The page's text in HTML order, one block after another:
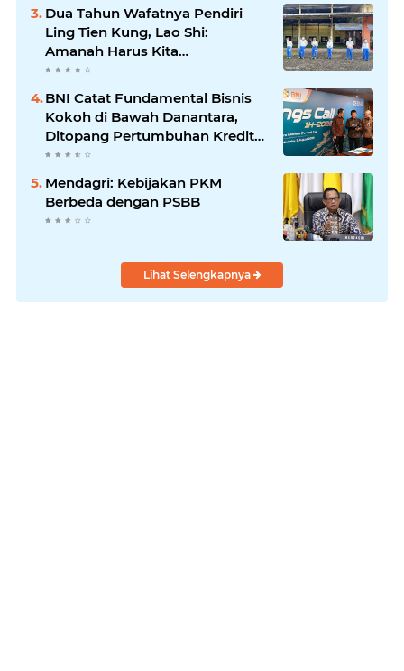
Dua Tahun Wafatnya Pendiri
Ling Tien Kung, Lao Shi:
Amanah Harus Kita
Laksanakan!
BNI Catat Fundamental Bisnis
Kokoh di Bawah Danantara,
Ditopang Pertumbuhan Kredit
dan Kualitas Aset
Mendagri: Kebijakan PKM
Berbeda dengan PSBB
Lihat Selengkapnya